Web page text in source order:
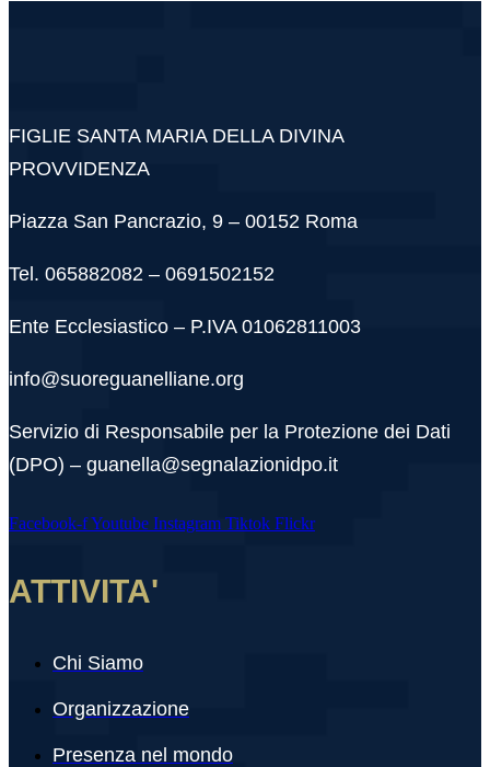
FIGLIE SANTA MARIA DELLA DIVINA
PROVVIDENZA
Piazza San Pancrazio, 9 – 00152 Roma
Tel. 065882082 – 0691502152
Ente Ecclesiastico – P.IVA 01062811003
info@suoreguanelliane.org
Servizio di Responsabile per la Protezione dei Dati
(DPO) – guanella@segnalazionidpo.it
Facebook-fYoutube Instagram Tiktok Flickr
ATTIVITA'
Chi Siamo
Organizzazione
Presenza nel mondo